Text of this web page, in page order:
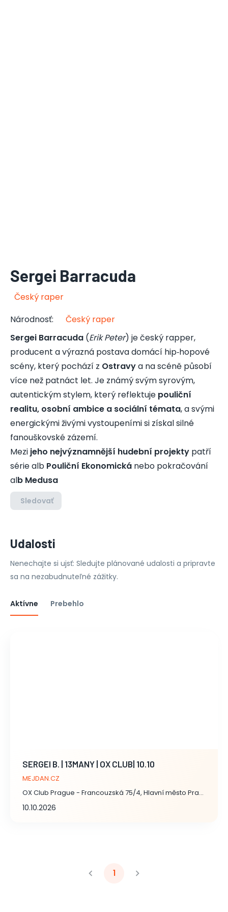
Sergei Barracuda
Český raper
Národnosť:
Český raper
Sergei Barracuda (Erik Peter) je český rapper,
producent a výrazná postava domácí hip‑hopové
scény, který pochází z Ostravya na scéně působí
více než patnáct let. Je známý svým syrovým,
autentickým stylem, který reflektuje pouliční
realitu, osobní ambice a sociální témata, a svými
energickými živými vystoupeními si získal silné
fanouškovské zázemí.
Mezi jeho nejvýznamnější hudební projekty patří
série alb Pouliční Ekonomická nebo pokračování
alb Medusa
Sledovať
Udalosti
Nenechajte si ujsť: Sledujte plánované udalosti a pripravte
sa na nezabudnuteľné zážitky.
Aktívne Prebehlo
SERGEI B. | 13MANY | OX CLUB| 10.10
MEJDAN.CZ
OX Club Prague - Francouzská 75/4, Hlavní město Praha
10.10.2026
1